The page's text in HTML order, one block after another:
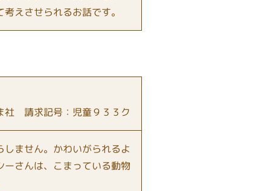
えさせられるお話です。
請求記号：児童９３３ク
ません。かわいがられるよ
さんは、こまっている動物